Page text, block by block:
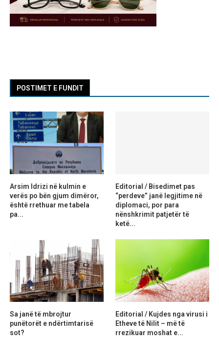
POSTIMET E FUNDIT
Arsim Idrizi në kulmin e
verës po bën gjum dimëror,
është rrethuar me tabela
pa...
Editorial / Bisedimet pas
“perdeve” janë legjitime në
diplomaci, por para
nënshkrimit patjetër të
ketë...
Sa janë të mbrojtur
punëtorët e ndërtimtarisë
sot?
Editorial / Kujdes nga virusi i
Etheve të Nilit – më të
rrezikuar moshat e...